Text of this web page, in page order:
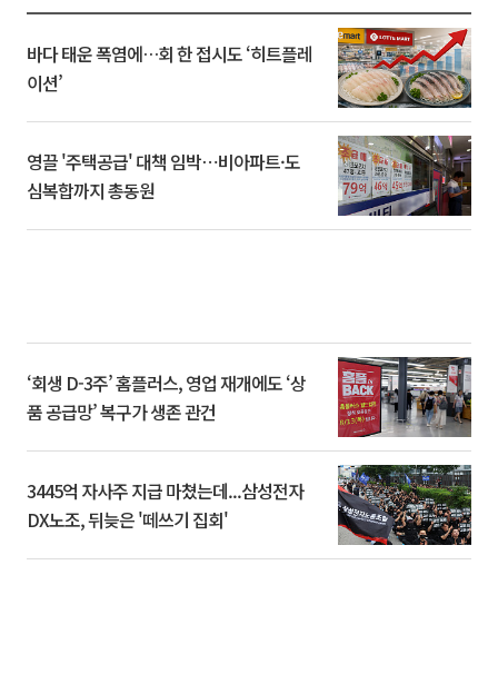
바다 태운 폭염에…회 한 접시도 ‘히트플레
이션’
영끌 '주택공급' 대책 임박⋯비아파트·도
심복합까지 총동원
‘회생 D-3주’ 홈플러스, 영업 재개에도 ‘상
품 공급망’ 복구가 생존 관건
3445억 자사주 지급 마쳤는데...삼성전자
DX노조, 뒤늦은 '떼쓰기 집회'